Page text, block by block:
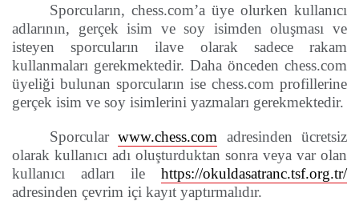
Sporcuların, chess.com’a üye olurken kullanıcı
adlarının, gerçek isim ve soy isimden oluşması ve
isteyen sporcuların ilave olarak sadece rakam
kullanmaları gerekmektedir. Daha önceden chess.com
üyeliği bulunan sporcuların ise chess.com profillerine
gerçek isim ve soy isimlerini yazmaları gerekmektedir.
Sporcularwww.chess.com adresinden ücretsiz
olarak kullanıcı adı oluşturduktan sonra veya var olan
kullanıcı adları ile https://okuldasatranc.tsf.org.tr/
adresinden çevrim içi kayıt yaptırmalıdır.